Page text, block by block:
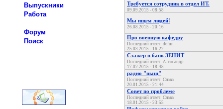
Выпускники
Работа
Форум
Поиск
Требуется сотрудник в отдел ИТ.
09.09.2015 - 08:58
Мы ищем людей!
26.08.2015 - 20:16
Про военную кафедру
Последний ответ: defun
25.03.2015 - 16:22
Стажер в банк ЗЕНИТ
Последний ответ: Александр
17.02.2015 - 18:48
радио "пыщ"
Последний ответ: Слава
20.01.2015 - 21:44
Совет по проблеме
Последний ответ: Слава
18.01.2015 - 23:55